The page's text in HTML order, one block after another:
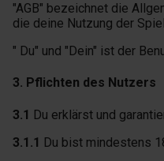
"AGB" bezeichnet die
die deine Nutzung der
" Du" und "Dein" ist der
3. Pflichten des Nutzers
3.1 Du erklärst und
3.1.1 Du bist mindestens